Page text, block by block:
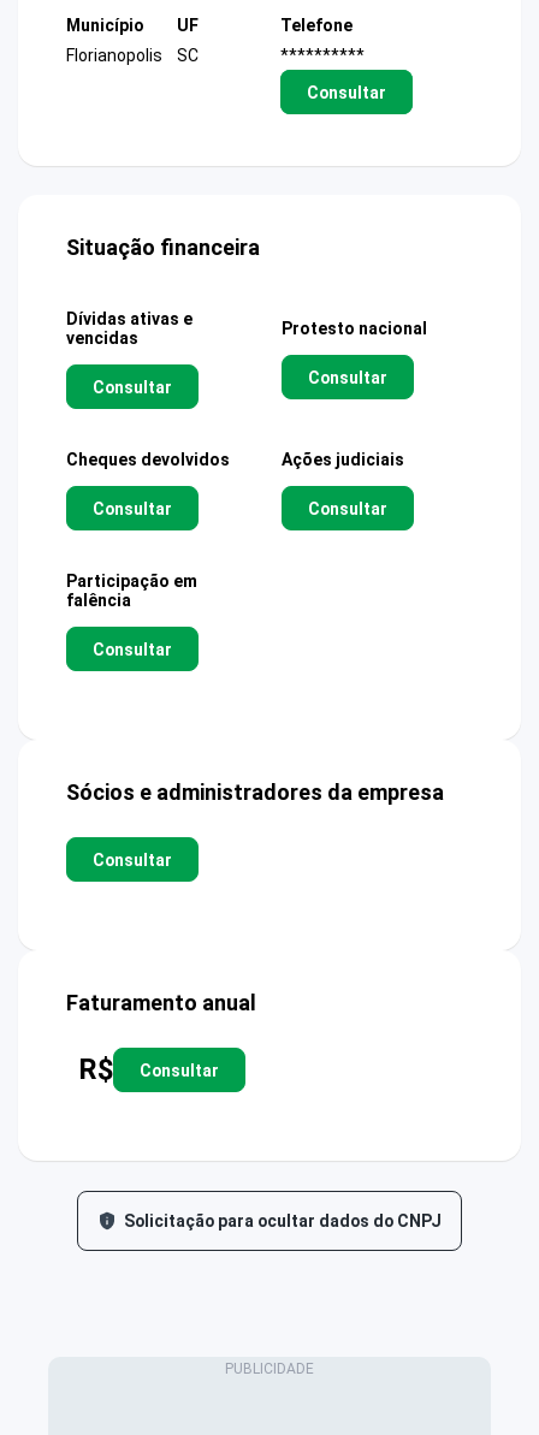
Município
Florianopolis
UF
SC
Telefone
**********
Consultar
Situação financeira
Dívidas ativas e
vencidas
Consultar
Protesto nacional
Consultar
Cheques devolvidos
Consultar
Ações judiciais
Consultar
Participação em
falência
Consultar
Sócios e administradores da empresa
Consultar
Faturamento anual
R$ Consultar
Solicitação para ocultar dados do CNPJ